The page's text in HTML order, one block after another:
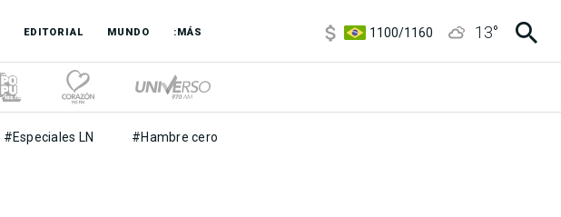
EDITORIAL MUNDO :MÁS
1100/1160
13°
#Especiales LN #Hambre cero